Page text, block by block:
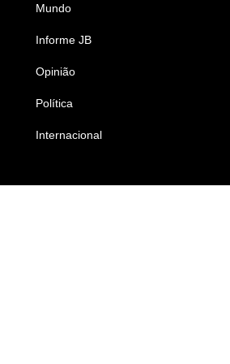
Mundo
Informe JB
Opinião
Política
Internacional